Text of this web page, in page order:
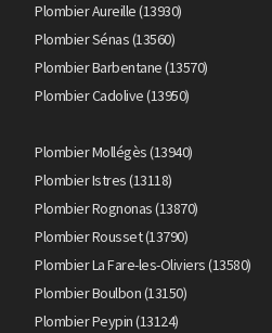
Plombier Aureille (13930)
Plombier Sénas (13560)
Plombier Barbentane (13570)
Plombier Cadolive (13950)
Plombier Mollégès (13940)
Plombier Istres (13118)
Plombier Rognonas (13870)
Plombier Rousset (13790)
Plombier La Fare-les-Oliviers (13580)
Plombier Boulbon (13150)
Plombier Peypin (13124)